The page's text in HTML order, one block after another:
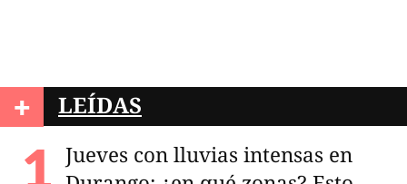
+ LEÍDAS
Jueves con lluvias intensas en